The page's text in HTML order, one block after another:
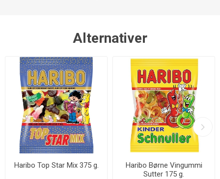
Alternativer
Haribo Top Star Mix 375 g.
Haribo Børne Vingummi
Sutter 175 g.